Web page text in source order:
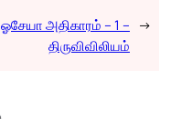
ஓசேயா அதிகாரம் – 1 –
திருவிவிலியம்
→